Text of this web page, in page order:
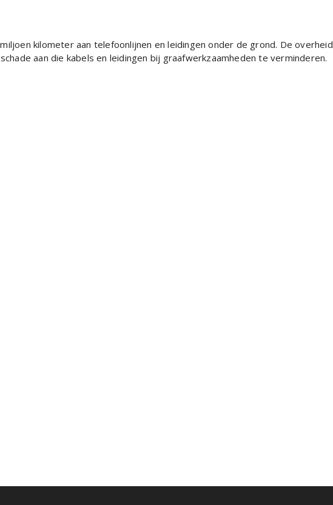
kilometer aan telefoonlijnen en leidingen onder de grond. De overheid
aan die kabels en leidingen bij graafwerkzaamheden te verminderen.